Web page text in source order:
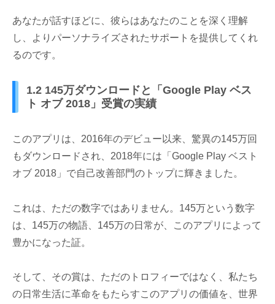
あなたが話すほどに、彼らはあなたのことを深く理解
し、よりパーソナライズされたサポートを提供してくれ
るのです。
1.2 145万ダウンロードと「Google Play ベス
ト オブ 2018」受賞の実績
このアプリは、2016年のデビュー以来、驚異の145万回
もダウンロードされ、2018年には「Google Play ベスト
オブ 2018」で自己改善部門のトップに輝きました。
これは、ただの数字ではありません。145万という数字
は、145万の物語、145万の日常が、このアプリによって
豊かになった証。
そして、その賞は、ただのトロフィーではなく、私たち
の日常生活に革命をもたらすこのアプリの価値を、世界